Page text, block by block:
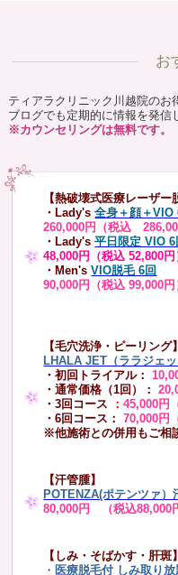
お
ティアラクリニック川越院のお
ブログでも定期的に情報を発信
※カウンセリングは無料です。
【熱破壊式医療レーザー
・Lady's 全身＋顔＋VIO
260,000円（税込
・Lady's平日限定 VIO 6
48,000円（税込 52,800円
・Men's VIO脱毛 6回
90,000円（税込 99,000円
【毛穴洗浄・ピーリング】
LHALA JET（ララジェッ
・初回トライアル：
・通常価格（1回）：
・3回コース ：45,000円
・6回コース：
70,000円
※他施術との併用もご相
【汗管腫】
POTENZA(ポテンツァ）
80,000円 （税込88,000
【しみ・そばかす・肝斑】
・ 医療脱毛付 しみ取り